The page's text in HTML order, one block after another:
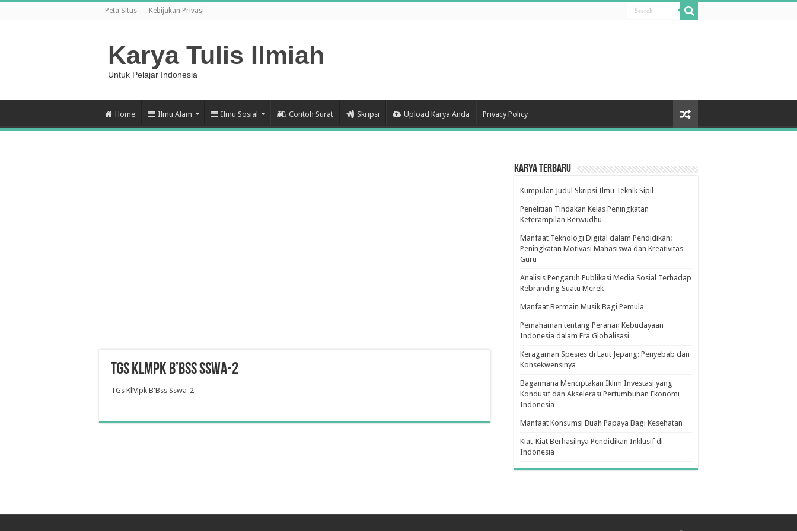
Peta Situs Kebijakan Privasi
Karya Tulis Ilmiah
Untuk Pelajar Indonesia
Home Ilmu Alam Ilmu Sosial Contoh Surat Skripsi Upload Karya Anda Privacy Policy
TGs KlMpk B’Bss Sswa-2
TGs KlMpk B'Bss Sswa-2
Karya Terbaru
Kumpulan Judul Skripsi Ilmu Teknik Sipil
Penelitian Tindakan Kelas Peningkatan
Keterampilan Berwudhu
Manfaat Teknologi Digital dalam Pendidikan:
Peningkatan Motivasi Mahasiswa dan Kreativitas
Guru
Analisis Pengaruh Publikasi Media Sosial Terhadap
Rebranding Suatu Merek
Manfaat Bermain Musik Bagi Pemula
Pemahaman tentang Peranan Kebudayaan
Indonesia dalam Era Globalisasi
Keragaman Spesies di Laut Jepang: Penyebab dan
Konsekwensinya
Bagaimana Menciptakan Iklim Investasi yang
Kondusif dan Akselerasi Pertumbuhan Ekonomi
Indonesia
Manfaat Konsumsi Buah Papaya Bagi Kesehatan
Kiat-Kiat Berhasilnya Pendidikan Inklusif di
Indonesia